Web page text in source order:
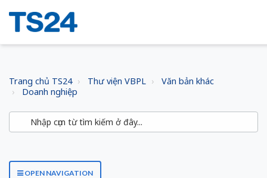
Trang chủ TS24 Thư viện VBPL
Văn bản khác
Doanh nghiệp
OPEN NAVIGATION